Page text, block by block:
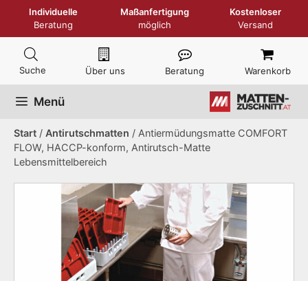
Individuelle
Beratung
Maßanfertigung
möglich
Kostenloser
Versand
Über uns Beratung Warenkorb
Menü
Start / Antirutschmatten / Antiermüdungsmatte COMFORT
FLOW, HACCP-konform, Antirutsch-Matte
Lebensmittelbereich